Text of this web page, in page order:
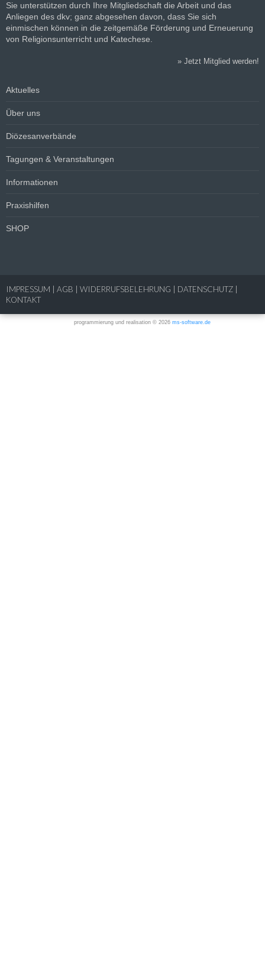
Sie unterstützen durch Ihre Mitgliedschaft die Arbeit und das
Anliegen des dkv; ganz abgesehen davon, dass Sie sich
einmischen können in die zeitgemäße Förderung und Erneuerung
von Religionsunterricht und Katechese.
» Jetzt Mitglied werden!
Aktuelles
Über uns
Diözesanverbände
Tagungen & Veranstaltungen
Informationen
Praxishilfen
SHOP
IMPRESSUM AGB WIDERRUFSBELEHRUNG DATENSCHUTZ
KONTAKT
programmierung und realisation © 2026 ms-software.de